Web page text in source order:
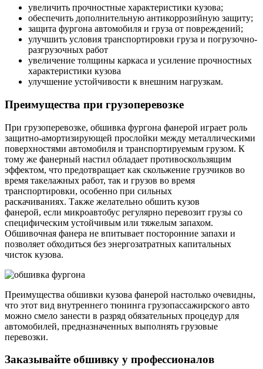
увеличить прочностные характеристики кузова;
обеспечить дополнительную антикоррозийную защиту;
защита фургона автомобиля и груза от повреждений;
улучшить условия транспортировки груза и погрузочно-
разгрузочных работ
увеличение толщины каркаса и усиление прочностных
характеристики кузова
улучшение устойчивости к внешним нагрузкам.
Преимущества при грузоперевозке
При грузоперевозке, обшивка фургона фанерой играет роль
защитно-амортизирующей прослойки между металлическими
поверхностями автомобиля и транспортируемым грузом. К
тому же фанерный настил обладает противоскользящим
эффектом, что предотвращает как скольжение грузчиков во
время такелажных работ, так и грузов во время
транспортировки, особенно при сильных
раскачиваниях. Также желательно обшить кузов
фанерой, если микроавтобус регулярно перевозит грузы со
специфическим устойчивым или тяжелым запахом.
Обшивочная фанера не впитывает посторонние запахи и
позволяет обходиться без энергозатратных капитальных
чисток кузова.
Преимущества обшивки кузова фанерой настолько очевидны,
что этот вид внутреннего тюнинга грузопассажирского авто
можно смело занести в разряд обязательных процедур для
автомобилей, предназначенных выполнять грузовые
перевозки.
Заказывайте обшивку у профессионалов